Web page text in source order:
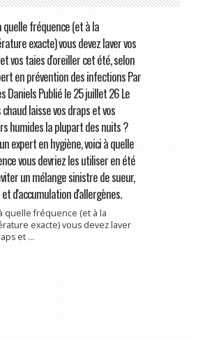
quelle fréquence (et à la
exacte) vous devez laver vos
vos taies d'oreiller cet été, selon
en prévention des infections Par
Daniels Publié le 25 juillet 26 Le
laisse vos draps et vos
humides la plupart des nuits ?
expert en hygiène, voici à quelle
vous devriez les utiliser en été
un mélange sinistre de sueur,
d'accumulation d'allergènes.
quelle fréquence (et à la
exacte) vous devez laver
et ...